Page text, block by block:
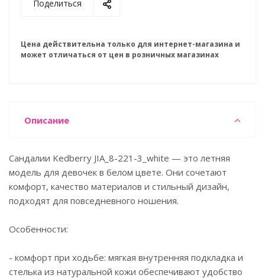
Поделиться
Цена действительна только для интернет-магазина и
может отличаться от цен в розничных магазинах
Описание
Сандалии Kedberry JIA_8-221-3_white — это летняя
модель для девочек в белом цвете. Они сочетают
комфорт, качество материалов и стильный дизайн,
подходят для повседневного ношения.
Особенности:
- комфорт при ходьбе: мягкая внутренняя подкладка и
стелька из натуральной кожи обеспечивают удобство